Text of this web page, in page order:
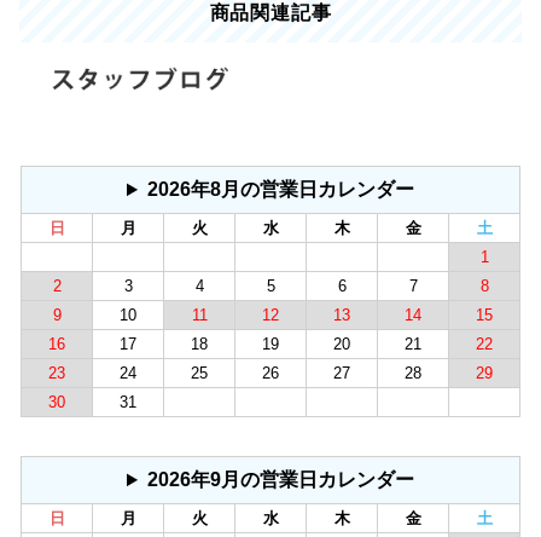
商品関連記事
2026年8月の営業日カレンダー
日 月 火 水 木 金
土
1
2
3 4 5 6 7
8
9
10 11 12 13 14
15
16
17 18 19 20 21
22
23
24 25 26 27 28
29
30
31
2026年9月の営業日カレンダー
日 月 火 水 木 金
土